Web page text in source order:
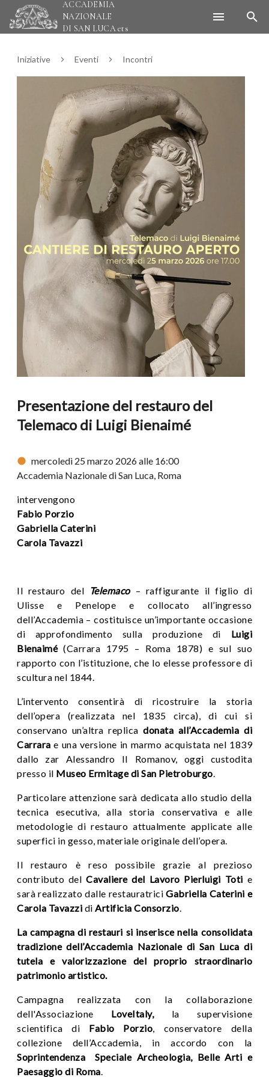
ACCADEMIA
NAZIONALE
DI SAN LUCAets
Iniziative Eventi Incontri
Presentazione del restauro del
Telemaco di Luigi Bienaimé
mercoledì 25 marzo 2026 alle 16:00
Accademia Nazionale di San Luca, Roma
intervengono
Fabio Porzio
Gabriella Caterini
Carola Tavazzi
Il restauro del Telemaco– raffigurante il figlio di
Ulisse e Penelope e collocato all’ingresso
dell’Accademia – costituisce un’importante occasione
di approfondimento sulla produzione di Luigi
Bienaimé (Carrara 1795 – Roma 1878) e sul suo
rapporto con l’istituzione, che lo elesse professore di
scultura nel 1844.
L’intervento consentirà di ricostruire la storia
dell’opera (realizzata nel 1835 circa), di cui si
conservano un’altra replicadonata all’Accademia di
Carrara e una versione in marmo acquistata nel 1839
dallo zar Alessandro II Romanov, oggi custodita
presso il Museo Ermitage di San Pietroburgo.
Particolare attenzione sarà dedicata allo studio della
tecnica esecutiva, alla storia conservativa e alle
metodologie di restauro attualmente applicate alle
superfici in gesso, materiale originale dell’opera.
Il restauro è reso possibile grazie al prezioso
contributo delCavaliere del Lavoro Pierluigi Toti e
sarà realizzato dalle restauratrici Gabriella Caterini e
Carola Tavazzi di Artificia Consorzio.
La campagna di restauri si inserisce nella consolidata
tradizione dell’Accademia Nazionale di San Luca di
tutela e valorizzazione del proprio straordinario
patrimonio artistico.
Campagna realizzata con la collaborazione
dell'Associazione LoveItaly,la supervisione
scientifica di Fabio Porzio, conservatore della
collezione dell’Accademia, in accordo con la
Soprintendenza
Speciale Archeologia, Belle Arti e
Paesaggio di Roma.